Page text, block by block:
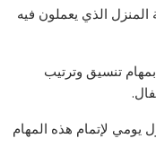
الذي يعملون فيه
تنسيق وترتيب
يومي لإتمام هذه المهام